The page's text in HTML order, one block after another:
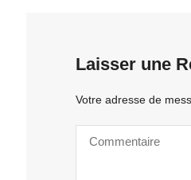
Laisser une
Votre adresse de